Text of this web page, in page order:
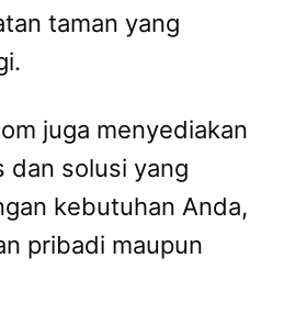
taman yang
juga menyediakan
dan solusi yang
kebutuhan Anda,
pribadi maupun